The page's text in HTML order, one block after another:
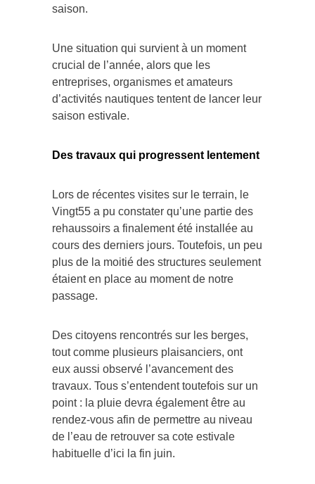
saison.
Une situation qui survient à un moment
crucial de l’année, alors que les
entreprises, organismes et amateurs
d’activités nautiques tentent de lancer leur
saison estivale.
Des travaux qui progressent lentement
Lors de récentes visites sur le terrain, le
Vingt55 a pu constater qu’une partie des
rehaussoirs a finalement été installée au
cours des derniers jours. Toutefois, un peu
plus de la moitié des structures seulement
étaient en place au moment de notre
passage.
Des citoyens rencontrés sur les berges,
tout comme plusieurs plaisanciers, ont
eux aussi observé l’avancement des
travaux. Tous s’entendent toutefois sur un
point : la pluie devra également être au
rendez-vous afin de permettre au niveau
de l’eau de retrouver sa cote estivale
habituelle d’ici la fin juin.